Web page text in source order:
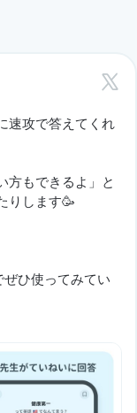
速攻で答えてくれ
方もできるよ」と
りします🥳
ひ使ってみてい